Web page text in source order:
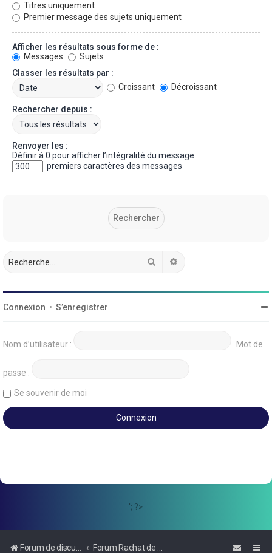
Titres uniquement
Premier message des sujets uniquement
Afficher les résultats sous forme de :
Messages
Sujets
Classer les résultats par :
Croissant
Décroissant
Rechercher depuis :
Renvoyer les :
Définir à 0 pour afficher l’intégralité du message.
premiers caractères des messages
Rechercher
Connexion • S’enregistrer
Nom d’utilisateur : Mot de
passe :
Se souvenir de moi
'; ?>
Forum de discussions sur le Regroupement de Crédits et le Rachat de Crédits